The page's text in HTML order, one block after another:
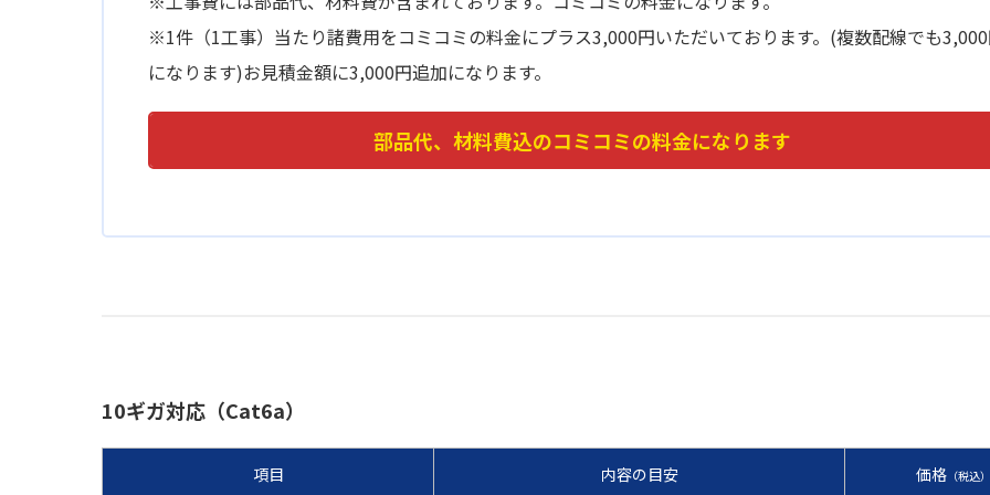
※1件（1工事）当たり諸費用をコミコミの料金にプラス3,000円いただいております。(複数配線でも
になります)お見積金額に3,000円追加になります。
部品代、材料費込のコミコミの料金になります
10ギガ対応（Cat6a）
項目 内容の目安 価格 （税込）